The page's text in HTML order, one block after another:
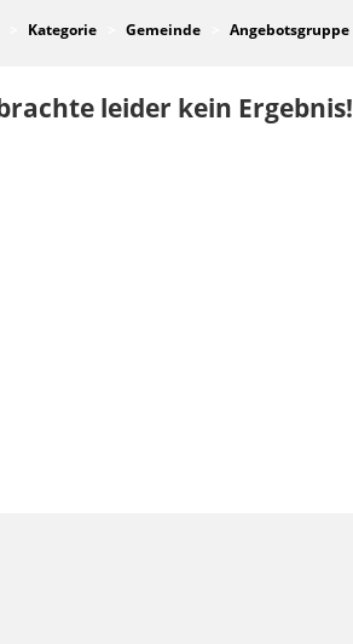
Kategorie Gemeinde Angebotsgruppe
leider kein Ergebnis!